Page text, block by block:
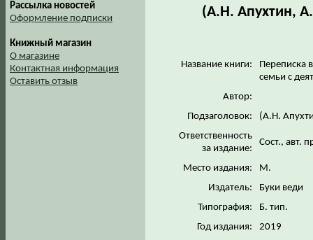
Рассылка новостей
Оформление подписки
Книжный магазин
О магазине
Контактная информация
Оставить отзыв
(А.Н. Апухтин,
Название книги:
Переписка
семьи с
Автор:
Подзаголовок:
(А.Н.
Ответственность
за издание:
Сост., авт.
Место издания:
М.
Издатель:
Буки веди
Типография:
Б. тип.
Год издания:
2019